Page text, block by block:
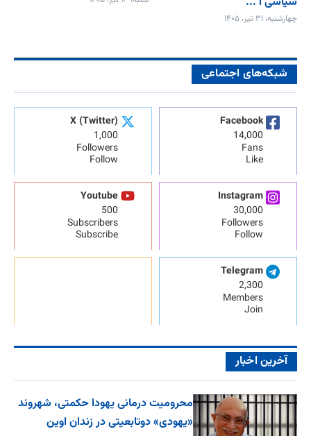
چهارشنبه، ۳۱ تیر، ۱۴۰۵
شبکه‌های اجتماعی
Facebook
14,000
Fans
Like
X (Twitter)
1,000
Followers
Follow
Instagram
30,000
Followers
Follow
Youtube
500
Subscribers
Subscribe
Telegram
2,300
Members
Join
آخرین اخبار
محرومیت درمانی یهودا حکمتی، شهروند
«یهودی» دوتابعیتی در زندان اوین